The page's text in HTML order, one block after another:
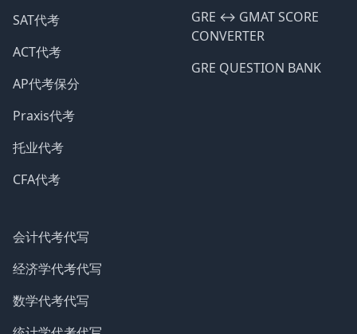
SAT代考
ACT代考
AP代考保分
Praxis代考
托业代考
CFA代考
会计代考代写
经济学代考代写
数学代考代写
GRE ↔️ GMAT SCORE
CONVERTER
GRE QUESTION BANK